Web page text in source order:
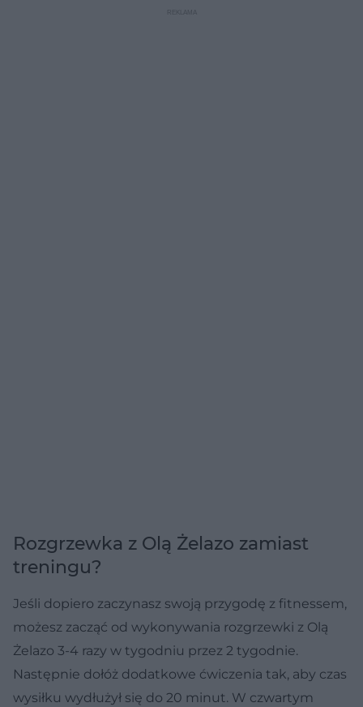
Rozgrzewka z Olą Żelazo zamiast
treningu?
Jeśli dopiero zaczynasz swoją przygodę z fitnessem,
możesz zacząć od wykonywania rozgrzewki z Olą
Żelazo 3-4 razy w tygodniu przez 2 tygodnie.
Następnie dołóż dodatkowe ćwiczenia tak, aby czas
wysiłku wydłużył się do 20 minut. W czwartym